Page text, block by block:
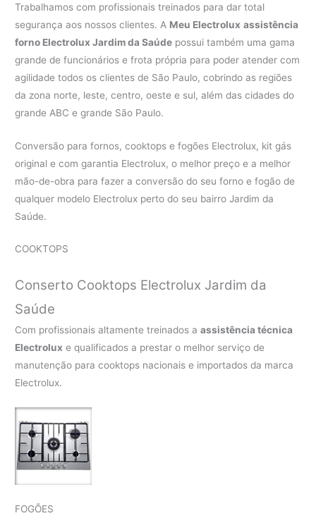
Trabalhamos com profissionais treinados para dar total
segurança aos nossos clientes. A Meu Electrolux assistência
forno Electrolux Jardim da Saúde possui também uma gama
grande de funcionários e frota própria para poder atender com
agilidade todos os clientes de São Paulo, cobrindo as regiões
da zona norte, leste, centro, oeste e sul, além das cidades do
grande ABC e grande São Paulo.
Conversão para fornos, cooktops e fogões Electrolux, kit gás
original e com garantia Electrolux, o melhor preço e a melhor
mão-de-obra para fazer a conversão do seu forno e fogão de
qualquer modelo Electrolux perto do seu bairro Jardim da
Saúde.
COOKTOPS
Conserto Cooktops Electrolux Jardim da
Saúde
Com profissionais altamente treinados aassistência técnica
Electrolux e qualificados a prestar o melhor serviço de
manutenção para cooktops nacionais e importados da marca
Electrolux.
FOGÕES